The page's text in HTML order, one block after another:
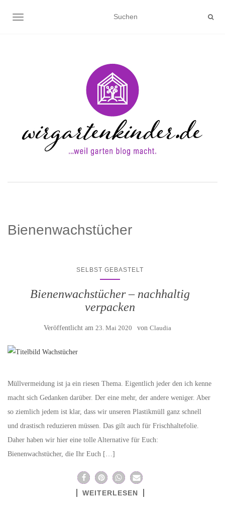
NAVIGATION UMSCHALTEN
Bienenwachstücher
SELBST GEBASTELT
Bienenwachstücher – nachhaltig
verpacken
Veröffentlicht am 23. Mai 2020 von Claudia
Müllvermeidung ist ja ein riesen Thema. Eigentlich jeder den ich kenne
macht sich Gedanken darüber. Der eine mehr, der andere weniger. Aber
so ziemlich jedem ist klar, dass wir unseren Plastikmüll ganz schnell
und drastisch reduzieren müssen. Das gilt auch für Frischhaltefolie.
Daher haben wir hier eine tolle Alternative für Euch:
Bienenwachstücher, die Ihr Euch […]
WEITERLESEN